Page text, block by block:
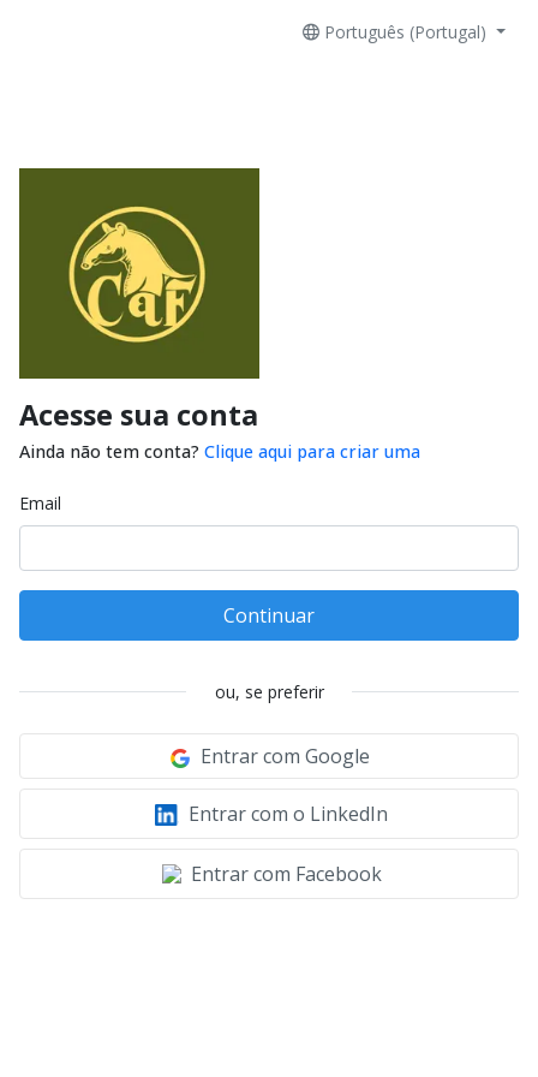
Português (Portugal)
Acesse sua conta
Ainda não tem conta? Clique aqui para criar uma
Email
Continuar
ou, se preferir
Entrar com Google
Entrar com o LinkedIn
Entrar com Facebook